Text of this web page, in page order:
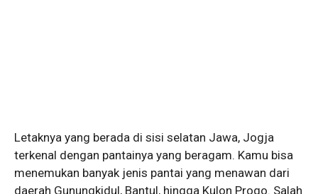
Letaknya yang berada di sisi selatan Jawa, Jogja
terkenal dengan pantainya yang beragam. Kamu bisa
menemukan banyak jenis pantai yang menawan dari
daerah Gunungkidul, Bantul, hingga Kulon Progo. Salah